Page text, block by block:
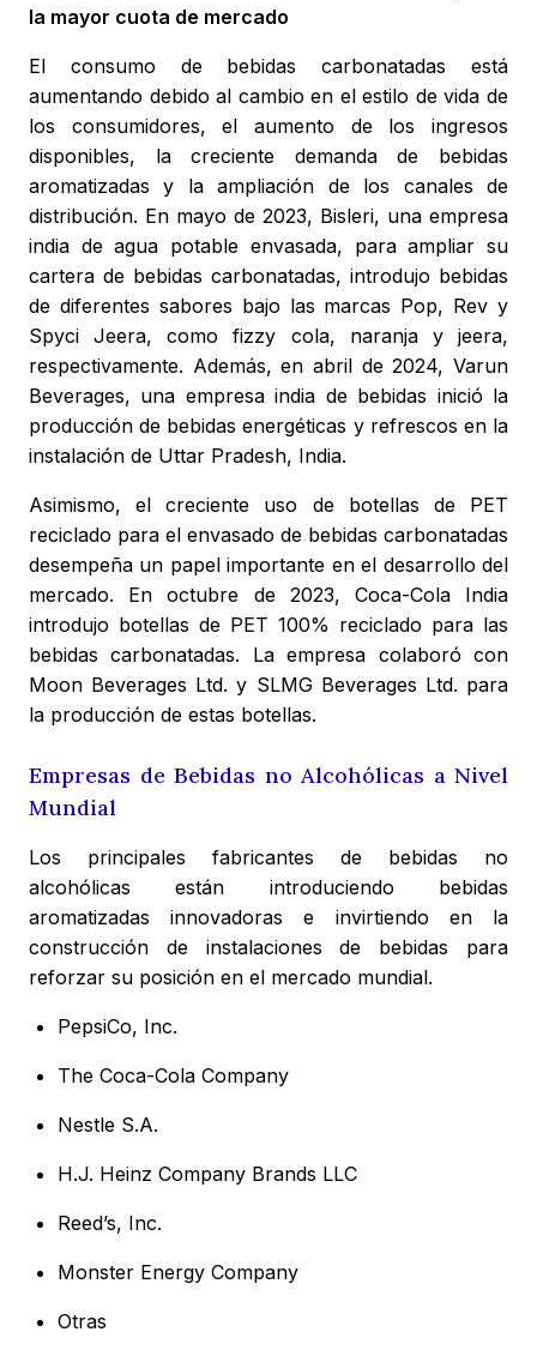
la mayor cuota de mercado
El consumo de bebidas carbonatadas está
aumentando debido al cambio en el estilo de vida de
los consumidores, el aumento de los ingresos
disponibles, la creciente demanda de bebidas
aromatizadas y la ampliación de los canales de
distribución. En mayo de 2023, Bisleri, una empresa
india de agua potable envasada, para ampliar su
cartera de bebidas carbonatadas, introdujo bebidas
de diferentes sabores bajo las marcas Pop, Rev y
Spyci Jeera, como fizzy cola, naranja y jeera,
respectivamente. Además, en abril de 2024, Varun
Beverages, una empresa india de bebidas inició la
producción de bebidas energéticas y refrescos en la
instalación de Uttar Pradesh, India.
Asimismo, el creciente uso de botellas de PET
reciclado para el envasado de bebidas carbonatadas
desempeña un papel importante en el desarrollo del
mercado. En octubre de 2023, Coca-Cola India
introdujo botellas de PET 100% reciclado para las
bebidas carbonatadas. La empresa colaboró con
Moon Beverages Ltd. y SLMG Beverages Ltd. para
la producción de estas botellas.
Empresas de Bebidas no Alcohólicas a Nivel
Mundial
Los principales fabricantes de bebidas no
alcohólicas están introduciendo bebidas
aromatizadas innovadoras e invirtiendo en la
construcción de instalaciones de bebidas para
reforzar su posición en el mercado mundial.
PepsiCo, Inc.
The Coca-Cola Company
Nestle S.A.
H.J. Heinz Company Brands LLC
Reed’s, Inc.
Monster Energy Company
Otras